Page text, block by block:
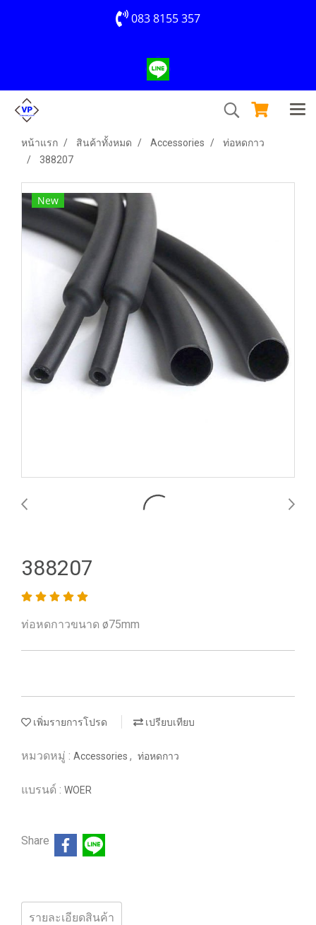
083 8155 357
หน้าแรก สินค้าทั้งหมด Accessories
ท่อหดกาว
388207
New
388207
ท่อหดกาวขนาด ø75mm
เพิ่มรายการโปรด เปรียบเทียบ
หมวดหมู่ : Accessories , ท่อหดกาว
แบรนด์ : WOER
Share
รายละเอียดสินค้า